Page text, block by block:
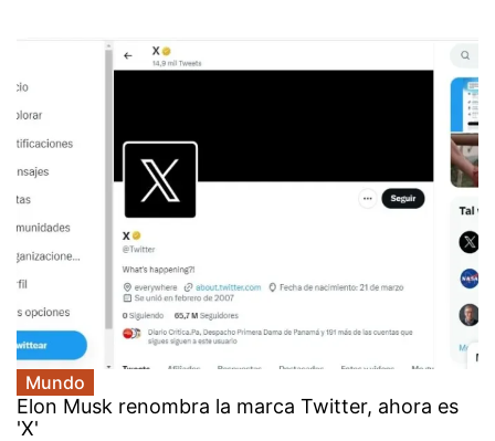
Mundo
Elon Musk renombra la marca Twitter, ahora es
'X'